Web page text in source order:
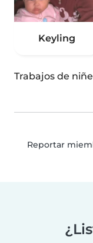
Keyling
Trabajos de
Reportar